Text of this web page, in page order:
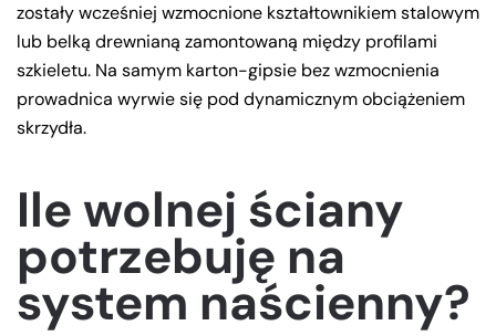
zostały wcześniej wzmocnione kształtownikiem stalowym
lub belką drewnianą zamontowaną między profilami
szkieletu. Na samym karton-gipsie bez wzmocnienia
prowadnica wyrwie się pod dynamicznym obciążeniem
skrzydła.
Ile wolnej ściany
potrzebuję na
system naścienny?